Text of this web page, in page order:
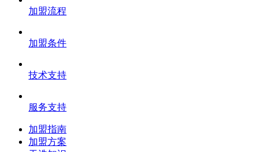
加盟流程
加盟条件
技术支持
服务支持
加盟指南
加盟方案